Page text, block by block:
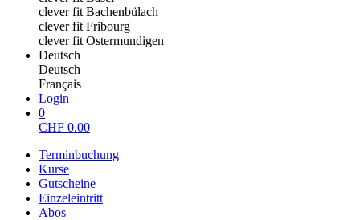
clever fit Bachenbülach
clever fit Fribourg
clever fit Ostermundigen
Deutsch
Deutsch
Français
Login
0
CHF 0.00
Terminbuchung
Kurse
Gutscheine
Einzeleintritt
Abos